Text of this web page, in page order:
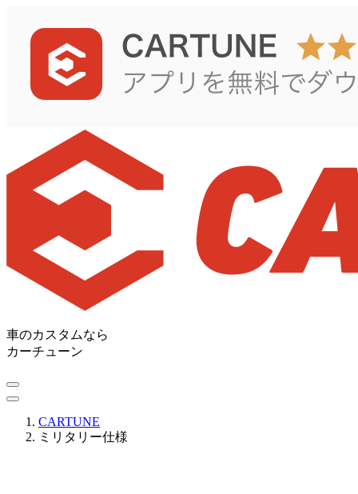
車のカスタムなら
カーチューン
CARTUNE
ミリタリー仕様